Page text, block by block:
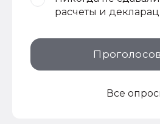
расчеты и
Все